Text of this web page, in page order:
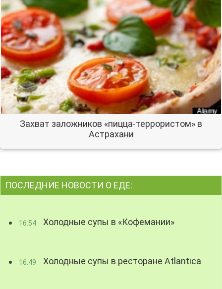
Захват заложников «пицца-террористом» в
Астрахани
ПОСЛЕДНИЕ НОВОСТИ О ЕДЕ:
16:54 Холодные супы в «Кофемании»
16:49 Холодные супы в ресторане Atlantica